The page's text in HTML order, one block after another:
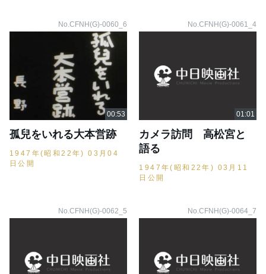
No.CFNH(G)-0060_6
孤兒をいれる大本営跡
1947年(昭和22年) 03月04
日公開
No.CFNH(G)-0061_4
カメラ訪問 高松宮と
語る
1947年(昭和22年) 03月11
日公開
No.CFNH(G)-0062_5 No.CFNH(G)-0064_7